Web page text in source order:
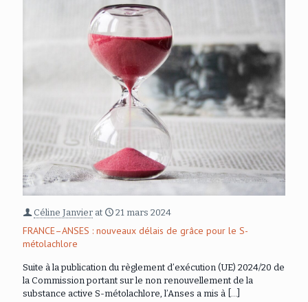
Céline Janvier at 21 mars 2024
FRANCE–ANSES : nouveaux délais de grâce pour le S-
métolachlore
Suite à la publication du règlement d’exécution (UE) 2024/20 de
la Commission portant sur le non renouvellement de la
substance active S-métolachlore, l’Anses a mis à […]